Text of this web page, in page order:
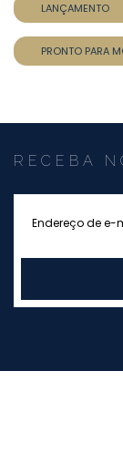
LANÇAMENTO
PRONTO PARA
RECEBA